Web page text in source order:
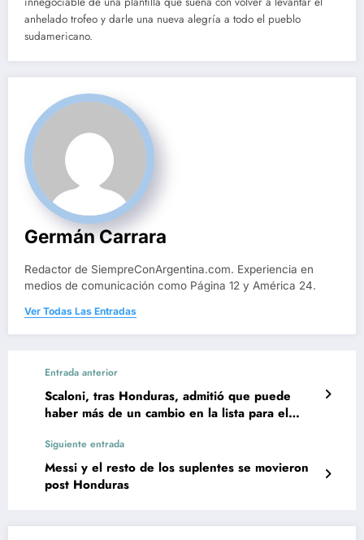
anhelado trofeo y darle una nueva alegría a todo el pueblo
sudamericano.
Germán Carrara
Redactor de SiempreConArgentina.com. Experiencia en
medios de comunicación como Página 12 y América 24.
Ver Todas Las Entradas
Entrada anterior
Scaloni, tras Honduras, admitió que puede
haber más de un cambio en la lista para el
Siguiente entrada
Messi y el resto de los suplentes se movieron
post Honduras